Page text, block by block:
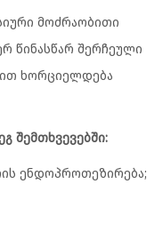
მოძრაობითი
წინასწარ შერჩეული
ხორციელდება
შემთხვევებში:
ენდოპროთეზირება;